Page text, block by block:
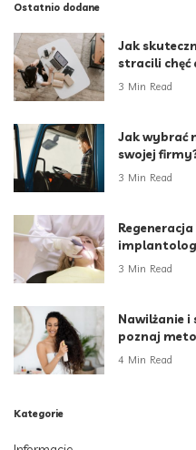
Ostatnio dodane
Jak
stracili chęć
3 Min Read
Jak wybrać
swojej
3 Min Read
3 Min Read
Nawilżanie i
poznaj
4 Min Read
Kategorie